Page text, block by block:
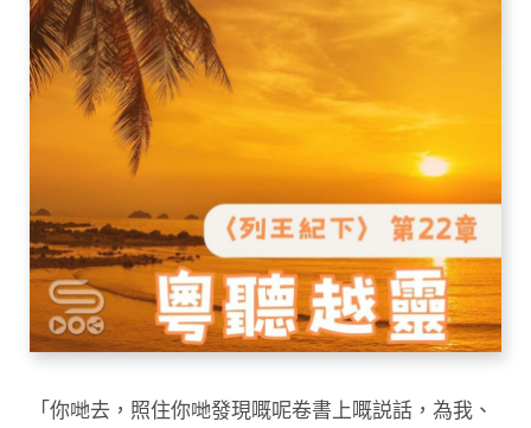
「你哋去，照住你哋發現嘅呢卷書上嘅説話，為我、